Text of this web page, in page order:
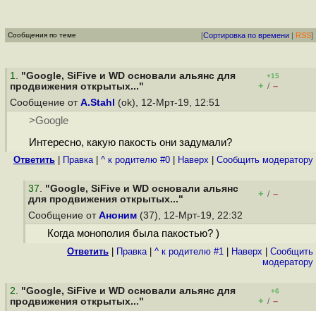
Сообщения по теме [Сортировка по времени | RSS]
1. "Google, SiFive и WD основали альянс для
продвижения открытых..."
+15
+ / –
Сообщение от A.Stahl (ok), 12-Мрт-19, 12:51
>Google
Интересно, какую пакость они задумали?
Ответить Правка| ^ к родителю #0 Наверх Cообщить модератору
37. "Google, SiFive и WD основали альянс
для продвижения открытых..."
+ / –
Сообщение от Аноним (37), 12-Мрт-19, 22:32
Когда монополия была пакостью? )
Ответить Правка| ^ к родителю #1 Наверх
Cообщить
модератору
2. "Google, SiFive и WD основали альянс для
продвижения открытых..."
+6
+ / –